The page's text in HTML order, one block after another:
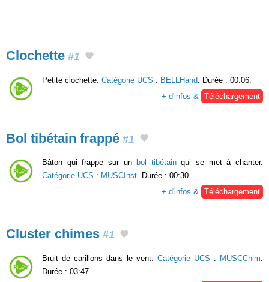
Clochette #1
Petite clochette. Catégorie UCS : BELLHand . Durée : 00:06.
+ d'infos &
Téléchargement
Bol tibétain frappé #1
Bâton qui frappe sur un bol tibétainqui se met à chanter.
Catégorie UCS : MUSCInst. Durée : 00:30.
+ d'infos & Téléchargement
Cluster chimes #1
Bruit de carillons dans le vent. Catégorie UCS : MUSCChim
Durée : 03:47.